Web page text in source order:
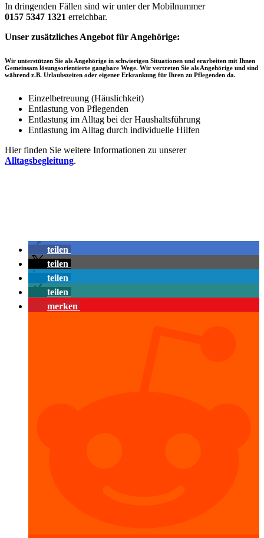
In dringenden Fällen sind wir unter der Mobilnummer
0157 5347 1321 erreichbar.
Unser zusätzliches Angebot für Angehörige:
Wir unterstützen Sie als Angehörige in schwierigen Situationen und erarbeiten mit Ihnen
Gemeinsam lösungsorientierte gangbare Wege. Wir vertreten Sie als Angehörige und sind
während z.B. Urlaubszeiten oder eigener Erkrankung für Ihren zu Pflegenden da.
Einzelbetreuung (Häuslichkeit)
Entlastung von Pflegenden
Entlastung im Alltag bei der Haushaltsführung
Entlastung im Alltag durch individuelle Hilfen
Hier finden Sie weitere Informationen zu unserer
Alltagsbegleitung.
teilen
teilen
teilen
teilen
merken